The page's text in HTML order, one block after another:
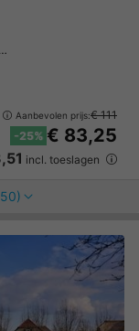
Aanbevolen prijs:€ 111
-25% € 83,25
incl. toeslagen